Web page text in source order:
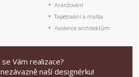
Aranžování
Tapetování a malba
Asistence architektům
se Vám realizace?
naší designérku!